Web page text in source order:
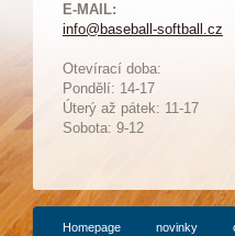
E-MAIL:
info@baseball-softball.cz
Otevírací doba:
Pondělí: 14-17
Úterý až pátek: 11-17
Sobota: 9-12
Homepage novinky